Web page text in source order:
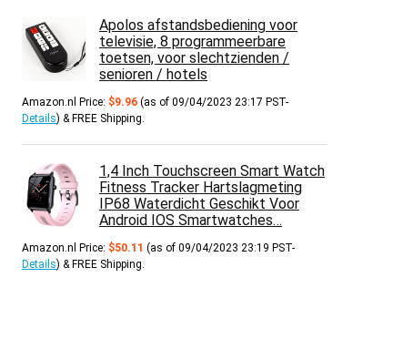
Apolos afstandsbediening voor
televisie, 8 programmeerbare
toetsen, voor slechtzienden /
senioren / hotels
Amazon.nl Price: $9.96 (as of 09/04/2023 23:17 PST-
Details) & FREE Shipping.
1,4 Inch Touchscreen Smart Watch
Fitness Tracker Hartslagmeting
IP68 Waterdicht Geschikt Voor
Android IOS Smartwatches…
Amazon.nl Price: $50.11 (as of 09/04/2023 23:19 PST-
Details) & FREE Shipping.